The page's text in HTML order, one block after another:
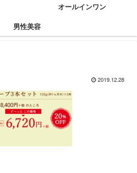
オールインワン
男性美容
2019.12.28